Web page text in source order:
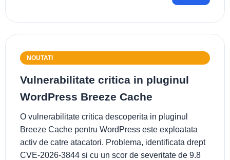
NOUTATI
Vulnerabilitate critica in pluginul
WordPress Breeze Cache
O vulnerabilitate critica descoperita in pluginul
Breeze Cache pentru WordPress este exploatata
activ de catre atacatori. Problema, identificata drept
CVE-2026-3844 si cu un scor de severitate de 9.8